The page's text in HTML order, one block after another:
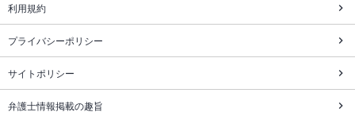
利用規約
プライバシーポリシー
サイトポリシー
弁護士情報掲載の趣旨